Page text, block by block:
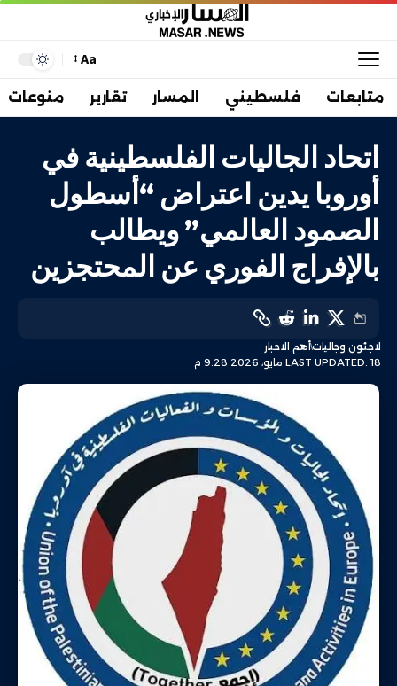
Aa
متابعات فلسطيني المسار تقارير منوعات
اتحاد الجاليات الفلسطينية في
أوروبا يدين اعتراض “أسطول
الصمود العالمي” ويطالب
بالإفراج الفوري عن المحتجزين
LAST UPDATED: 18 مايو، 2026 9:28 م
لاجئون وجالياتأهم الاخبار